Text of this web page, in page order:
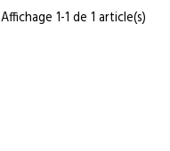
Affichage 1-1 de 1 article(s)